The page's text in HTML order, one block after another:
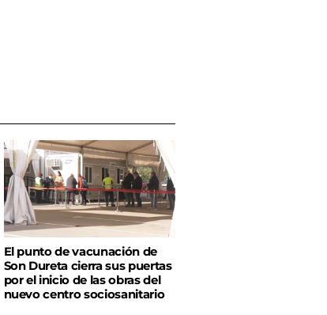
El punto de vacunación de
Son Dureta cierra sus puertas
por el inicio de las obras del
nuevo centro sociosanitario